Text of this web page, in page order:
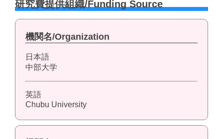
研究費提供組織/Funding Source
機関名/Organization
日本語
中部大学
英語
Chubu University